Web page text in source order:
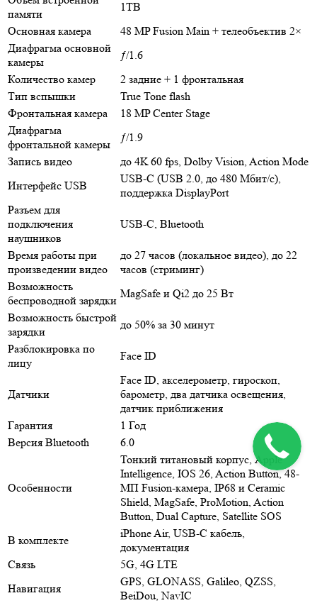
памяти
1TB
Основная камера
48 MP Fusion Main + телеобъектив 2×
Диафрагма основной
камеры
ƒ/1.6
Количество камер
2 задние + 1 фронтальная
Тип вспышки
True Tone flash
Фронтальная камера
18 MP Center Stage
Диафрагма
фронтальной камеры
ƒ/1.9
Запись видео
до 4K 60 fps, Dolby Vision, Action Mode
Интерфейс USB
USB-C (USB 2.0, до 480 Мбит/с),
поддержка DisplayPort
Разъем для
подключения
наушников
USB-C, Bluetooth
Время работы при
произведении видео
до 27 часов (локальное видео), до 22
часов (стриминг)
Возможность
беспроводной зарядки
MagSafe и Qi2 до 25 Вт
Возможность быстрой
зарядки
до 50% за 30 минут
Разблокировка по
лицу
Face ID
Датчики
Face ID, акселерометр, гироскоп,
барометр, два датчика освещения,
датчик приближения
Гарантия
1 Год
Версия Bluetooth
6.0
Особенности
Тонкий титановый корпус, Apple
Intelligence, IOS 26, Action Button, 48-
МП Fusion-камера, IP68 и Ceramic
Shield, MagSafe, ProMotion, Action
Button, Dual Capture, Satellite SOS
В комплекте
iPhone Air, USB‑C кабель,
документация
Связь
5G, 4G LTE
Навигация
GPS, GLONASS, Galileo, QZSS,
BeiDou, NavIC